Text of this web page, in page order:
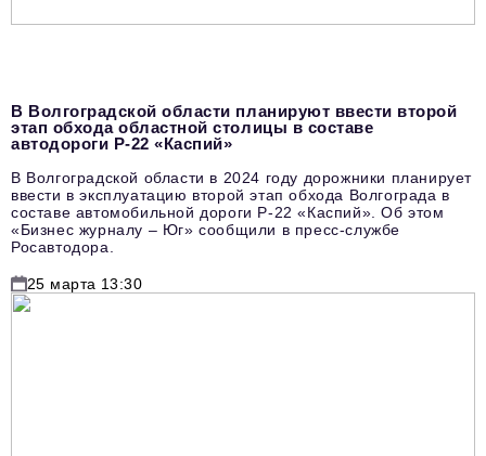
В Волгоградской области планируют ввести второй
этап обхода областной столицы в составе
автодороги Р-22 «Каспий»
В Волгоградской области в 2024 году дорожники планирует
ввести в эксплуатацию второй этап обхода Волгограда в
составе автомобильной дороги Р-22 «Каспий». Об этом
«Бизнес журналу – Юг» сообщили в пресс-службе
Росавтодора.
25 марта 13:30